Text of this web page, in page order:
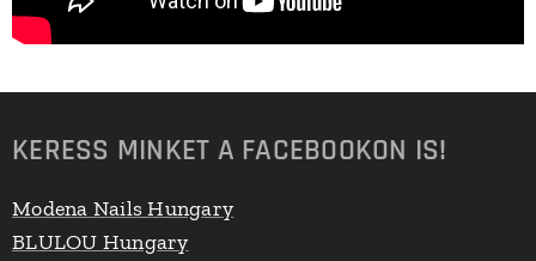
KERESS MINKET A FACEBOOKON IS!
Modena Nails Hungary
BLULOU Hungary